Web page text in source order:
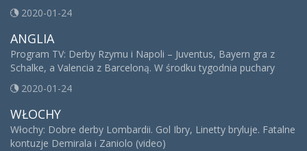
2020-01-24
ANGLIA
Program TV: Derby Rzymu i Napoli – Juventus, Bayern gra z
Schalke, a Valencia z Barceloną. W środku tygodnia puchary
2020-01-24
WŁOCHY
Włochy: Dobre derby Lombardii. Gol Ibry, Linetty bryluje. Fatalne
kontuzje Demirala i Zaniolo (video)